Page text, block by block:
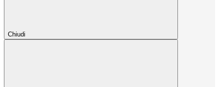
Chiudi